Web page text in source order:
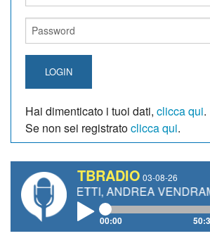
LOGIN
Hai dimenticato i tuoi dati, clicca qui.
Se non sei registratoclicca qui.
TBRADIO 03-08-26
ANDREA VENDRAME,
00:00